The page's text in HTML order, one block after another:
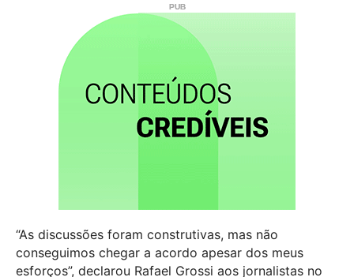
“As discussões foram construtivas, mas não
conseguimos chegar a acordo apesar dos meus
esforços”, declarou Rafael Grossi aos jornalistas no